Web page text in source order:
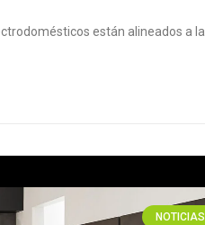
están alineados a la
NOTICIAS